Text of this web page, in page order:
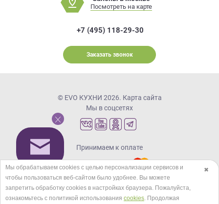
Посмотреть на карте
+7 (495) 118-29-30
Заказать звонок
© EVO КУХНИ 2026. Карта сайта
Мы в соцсетях
Принимаем к оплате
Кредиты и рассрочка
✖
Мы обрабатываем cookies с целью персонализации сервисов и
чтобы пользоваться веб-сайтом было удобнее. Вы можете
запретить обработку сookies в настройках браузера. Пожалуйста,
ознакомьтесь с политикой использования cookies. Продолжая